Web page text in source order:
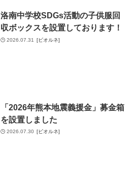
洛南中学校SDGs活動の子供服回
収ボックスを設置しております！
2026.07.31 [ビオルネ]
「2026年熊本地震義援金」募金箱
を設置しました
2026.07.30 [ビオルネ]